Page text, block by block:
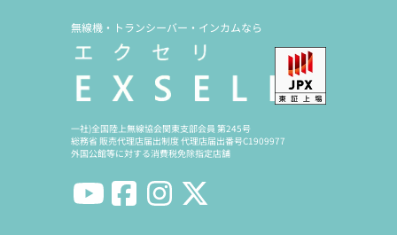
無線機・トランシーバー・インカムなら
一社)全国陸上無線協会関東支部会員 第245号
総務省 販売代理店届出制度 代理店届出番号C1909977
外国公館等に対する消費税免除指定店舗